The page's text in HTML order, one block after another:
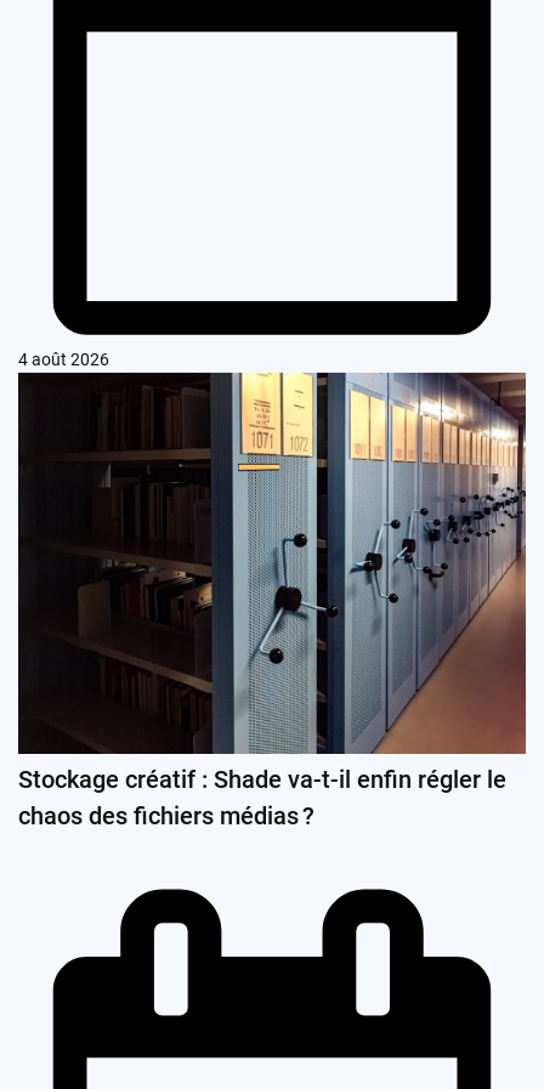
4 août 2026
Stockage créatif : Shade va-t-il enfin régler le
chaos des fichiers médias ?